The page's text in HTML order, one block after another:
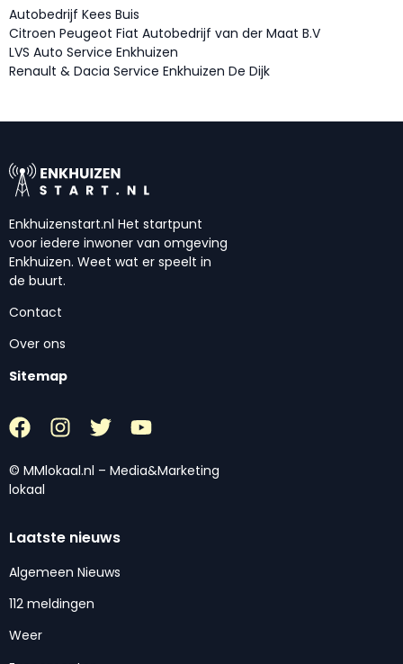
Autobedrijf Kees Buis
Citroen Peugeot Fiat Autobedrijf van der Maat B.V
LVS Auto Service Enkhuizen
Renault & Dacia Service Enkhuizen De Dijk
Enkhuizenstart.nl Het startpunt
voor iedere inwoner van omgeving
Enkhuizen. Weet wat er speelt in
de buurt.
Contact
Over ons
Sitemap
© MMlokaal.nl – Media&Marketing
lokaal
Laatste nieuws
Algemeen Nieuws
112 meldingen
Weer